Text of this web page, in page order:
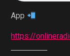
App
https://